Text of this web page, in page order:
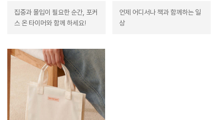
집중과 몰입이 필요한 순간, 포커
스 온 타이머와 함께 하세요!
언제 어디서나 책과 함께하는 일
상